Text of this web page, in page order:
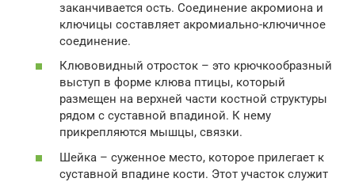
заканчивается ость. Соединение акромиона и
ключицы составляет акромиально-ключичное
соединение.
Клювовидный отросток – это крючкообразный
выступ в форме клюва птицы, который
размещен на верхней части костной структуры
рядом с суставной впадиной. К нему
прикрепляются мышцы, связки.
Шейка – суженное место, которое прилегает к
суставной впадине кости. Этот участок служит